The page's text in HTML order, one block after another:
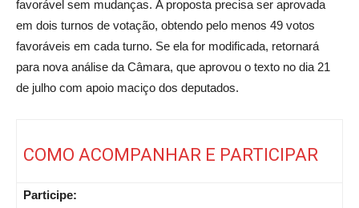
favorável sem mudanças. A proposta precisa ser aprovada
em dois turnos de votação, obtendo pelo menos 49 votos
favoráveis em cada turno. Se ela for modificada, retornará
para nova análise da Câmara, que aprovou o texto no dia 21
de julho com apoio maciço dos deputados.
COMO ACOMPANHAR E PARTICIPAR
Participe: